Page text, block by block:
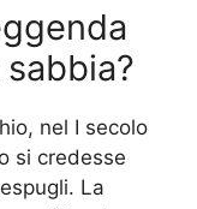
nel I secolo
si credesse
La